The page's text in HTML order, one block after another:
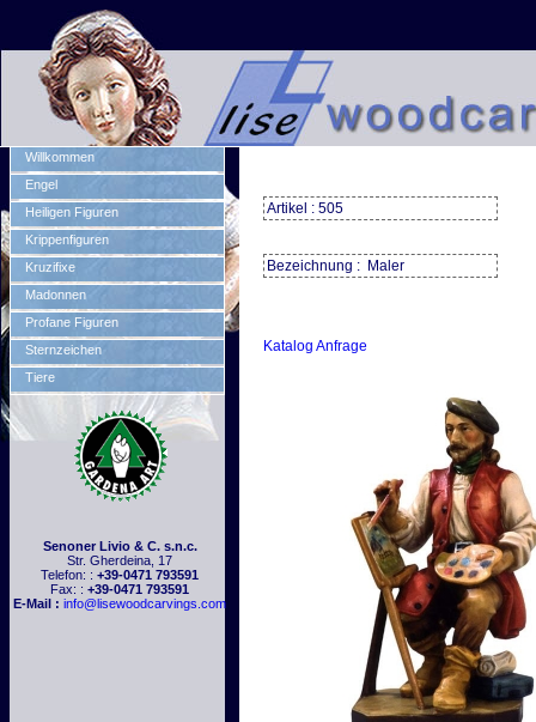
Willkommen
Engel
Heiligen Figuren
Krippenfiguren
Kruzifixe
Madonnen
Profane Figuren
Sternzeichen
Tiere
Senoner Livio & C. s.n.c.
Str. Gherdeina, 17
Telefon: : +39-0471 793591
Fax: : +39-0471 793591
E-Mail : info@lisewoodcarvings.com
Artikel : 505
Bezeichnung : Maler
Katalog Anfrage